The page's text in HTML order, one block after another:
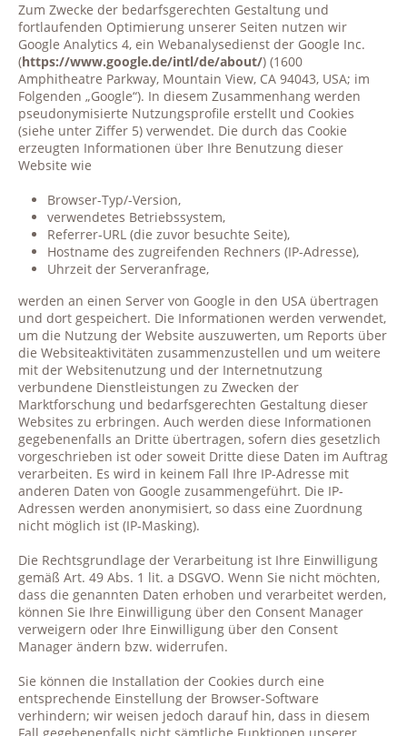
Zum Zwecke der bedarfsgerechten Gestaltung und
fortlaufenden Optimierung unserer Seiten nutzen wir
Google Analytics 4, ein Webanalysedienst der Google Inc.
(https://www.google.de/intl/de/about/) (1600
Amphitheatre Parkway, Mountain View, CA 94043, USA; im
Folgenden „Google“). In diesem Zusammenhang werden
pseudonymisierte Nutzungsprofile erstellt und Cookies
(siehe unter Ziffer 5) verwendet. Die durch das Cookie
erzeugten Informationen über Ihre Benutzung dieser
Website wie
Browser-Typ/-Version,
verwendetes Betriebssystem,
Referrer-URL (die zuvor besuchte Seite),
Hostname des zugreifenden Rechners (IP-Adresse),
Uhrzeit der Serveranfrage,
werden an einen Server von Google in den USA übertragen
und dort gespeichert. Die Informationen werden verwendet,
um die Nutzung der Website auszuwerten, um Reports über
die Websiteaktivitäten zusammenzustellen und um weitere
mit der Websitenutzung und der Internetnutzung
verbundene Dienstleistungen zu Zwecken der
Marktforschung und bedarfsgerechten Gestaltung dieser
Websites zu erbringen. Auch werden diese Informationen
gegebenenfalls an Dritte übertragen, sofern dies gesetzlich
vorgeschrieben ist oder soweit Dritte diese Daten im Auftrag
verarbeiten. Es wird in keinem Fall Ihre IP-Adresse mit
anderen Daten von Google zusammengeführt. Die IP-
Adressen werden anonymisiert, so dass eine Zuordnung
nicht möglich ist (IP-Masking).
Die Rechtsgrundlage der Verarbeitung ist Ihre Einwilligung
gemäß Art. 49 Abs. 1 lit. a DSGVO. Wenn Sie nicht möchten,
dass die genannten Daten erhoben und verarbeitet werden,
können Sie Ihre Einwilligung über den Consent Manager
verweigern oder Ihre Einwilligung über den Consent
Manager ändern bzw. widerrufen.
Sie können die Installation der Cookies durch eine
entsprechende Einstellung der Browser-Software
verhindern; wir weisen jedoch darauf hin, dass in diesem